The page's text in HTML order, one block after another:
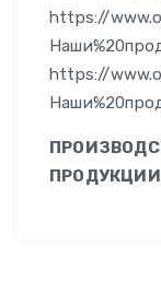
https://
https://